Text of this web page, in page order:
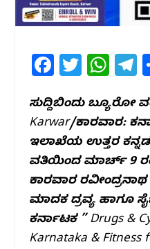
F
c
e
b
o
o
k
T
itt
e
r
W
at
s
A
p
p
T
e
ಸುದ್ದಿಬಿಂದು ಬ್ಯೂರೋ
Karwar/ಕಾರವಾರ:
ಇಲಾಖೆಯ ಉತ್ತರ
ವತಿಯಿಂದ ಮಾರ್ಚ್ 9
ಕಾರವಾರ
ಮಾದಕ ದ್ರವ್ಯ ಹಾಗೂ
ಕರ್ನಾಟಕ ” Drugs &
Karnataka &